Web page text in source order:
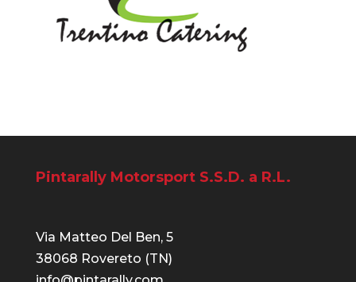
Pintarally Motorsport S.S.D. a R.L.
Via Matteo Del Ben, 5
38068 Rovereto (TN)